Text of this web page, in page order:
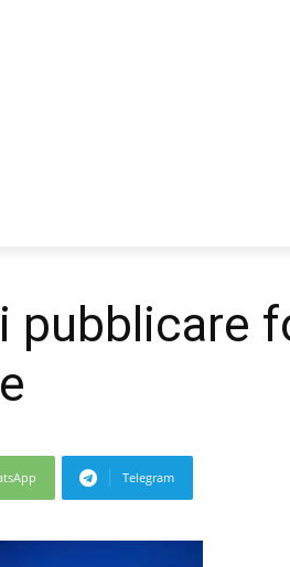
Telegram